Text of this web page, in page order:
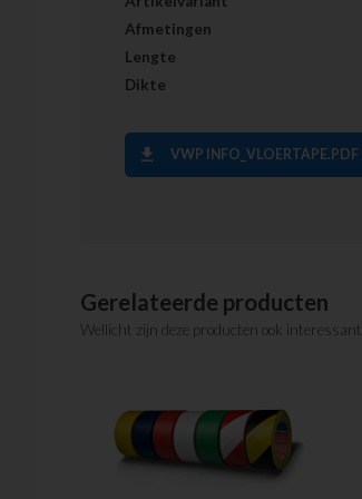
Afmetingen
Lengte
Dikte
download VWP INFO_VLOERTAPE.PDF
Gerelateerde producten
Wellicht zijn deze producten ook interessant.